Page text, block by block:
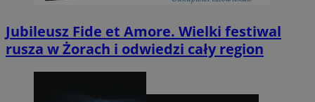
Jubileusz Fide et Amore. Wielki festiwal
rusza w Żorach i odwiedzi cały region